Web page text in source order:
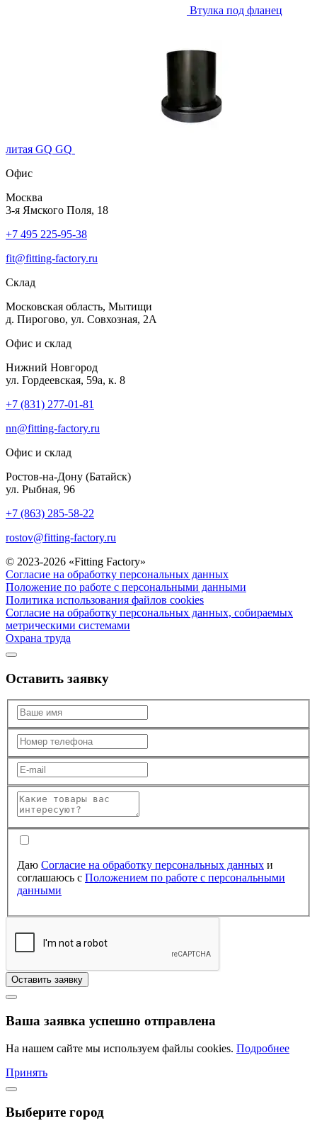
Втулка под фланец
литая GQ GQ
Офис
Москва
3-я Ямского Поля, 18
+7 495 225-95-38
fit@fitting-factory.ru
Склад
Московская область, Мытищи
д. Пирогово, ул. Совхозная, 2А
Офис и склад
Нижний Новгород
ул. Гордеевская, 59а, к. 8
+7 (831) 277-01-81
nn@fitting-factory.ru
Офис и склад
Ростов-на-Дону (Батайск)
ул. Рыбная, 96
+7 (863) 285-58-22
rostov@fitting-factory.ru
© 2023-2026 «Fitting Factory»
Согласие на обработку персональных данных
Положение по работе с персональными данными
Политика использования файлов cookies
Согласие на обработку персональных данных, собираемых
метрическими системами
Охрана труда
Оставить заявку
Даю Согласие на обработку персональных данных и
соглашаюсь с Положением по работе с персональными
данными
Оставить заявку
Ваша заявка успешно отправлена
На нашем сайте мы используем файлы cookies. Подробнее
Принять
Выберите город